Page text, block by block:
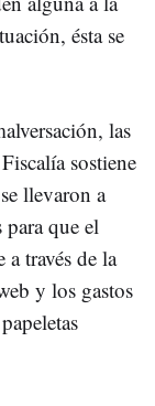
ésta se
las
sostiene
llevaron a
para que el
a través de la
y los gastos